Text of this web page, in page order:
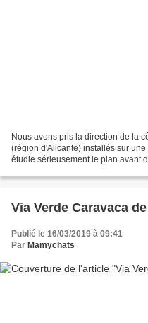
Nous avons pris la direction de la
(région d'Alicante) installés sur
étudie sérieusement le plan avant
Via Verde Caravaca
Publié le 16/03/2019 à 09:41
Par Mamychats